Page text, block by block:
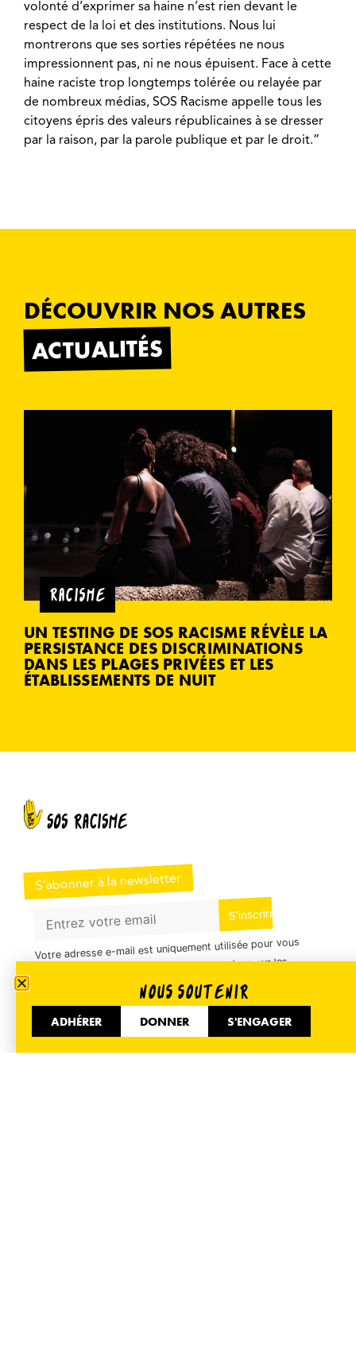
volonté d’exprimer sa haine n’est rien devant le
respect de la loi et des institutions. Nous lui
montrerons que ses sorties répétées ne nous
impressionnent pas, ni ne nous épuisent. Face à cette
haine raciste trop longtemps tolérée ou relayée par
de nombreux médias, SOS Racisme appelle tous les
citoyens épris des valeurs républicaines à se dresser
par la raison, par la parole publique et par le droit.”
DÉCOUVRIR NOS AUTRES
ACTUALITÉS
RACISME
UN TESTING DE SOS RACISME RÉVÈLE LA
PERSISTANCE DES DISCRIMINATIONS
DANS LES PLAGES PRIVÉES ET LES
ÉTABLISSEMENTS DE NUIT
S’abonner à la newsletter
Votre adresse e-mail est uniquement utilisée pour vous
envoyer notre newsletter et des informations sur les
activités de SOS Racisme. Vous pouvez à tout moment
utiliser le lien de désabonnement inclus dans la
newsletter.
NOUS SOUTENIR
ADHÉRER DONNER S'ENGAGER